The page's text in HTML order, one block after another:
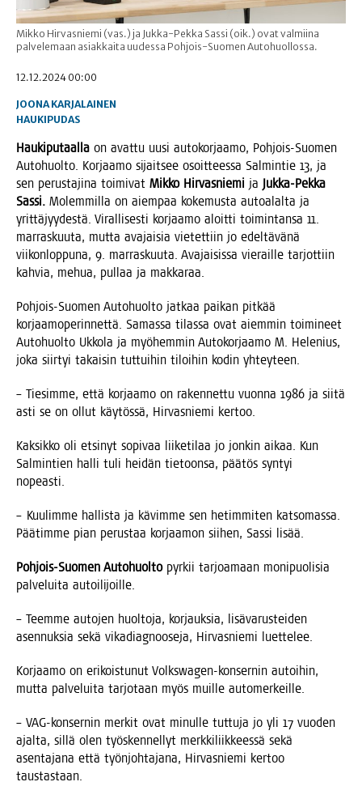
Mikko Hirvasniemi (vas.) ja Jukka-Pekka Sassi (oik.) ovat valmiina
palvelemaan asiakkaita uudessa Pohjois-Suomen Autohuollossa.
12.12.2024 00:00
JOONA KARJALAINEN
HAUKIPUDAS
Hau­ki­pu­taal­la on avat­tu uusi auto­kor­jaa­mo, Poh­jois-Suo­men
Auto­huol­to. Kor­jaa­mo sijait­see osoit­tees­sa Sal­min­tie 13, ja
sen perus­ta­ji­na toi­mi­vat Mik­ko Hir­vas­nie­mi ja Juk­ka-Pek­ka
Sas­si. Molem­mil­la on aiem­paa koke­mus­ta autoa­lal­ta ja
yrit­tä­jyy­des­tä. Viral­li­ses­ti kor­jaa­mo aloit­ti toi­min­tan­sa 11.
mar­ras­kuu­ta, mut­ta ava­jai­sia vie­tet­tiin jo edel­tä­vä­nä
vii­kon­lop­pu­na, 9. mar­ras­kuu­ta. Ava­jai­sis­sa vie­rail­le tar­jot­tiin
kah­via, mehua, pul­laa ja makkaraa.
Poh­jois-Suo­men Auto­huol­to jat­kaa pai­kan pit­kää
kor­jaa­mo­pe­rin­net­tä. Samas­sa tilas­sa ovat aiem­min toi­mi­neet
Auto­huol­to Ukko­la ja myö­hem­min Auto­kor­jaa­mo M. Hele­nius,
joka siir­tyi takai­sin tut­tui­hin tiloi­hin kodin yhteyteen.
– Tie­sim­me, että kor­jaa­mo on raken­net­tu vuon­na 1986 ja sii­tä
asti se on ollut käy­tös­sä, Hir­vas­nie­mi kertoo.
Kak­sik­ko oli etsi­nyt sopi­vaa lii­ke­ti­laa jo jon­kin aikaa. Kun
Sal­min­tien hal­li tuli hei­dän tie­toon­sa, pää­tös syn­tyi
nopeasti.
– Kuu­lim­me hal­lis­ta ja kävim­me sen hetim­mi­ten kat­so­mas­sa.
Pää­tim­me pian perus­taa kor­jaa­mon sii­hen, Sas­si lisää.
Poh­jois-Suo­men Auto­huol­topyr­kii tar­joa­maan moni­puo­li­sia
pal­ve­lui­ta autoilijoille.
– Teem­me auto­jen huol­to­ja, kor­jauk­sia, lisä­va­rus­tei­den
asen­nuk­sia sekä vika­diag­noo­se­ja, Hir­vas­nie­mi luettelee.
Kor­jaa­mo on eri­kois­tu­nut Volkswa­gen-kon­ser­nin autoi­hin,
mut­ta pal­ve­lui­ta tar­jo­taan myös muil­le automerkeille.
– VAG-kon­ser­nin mer­kit ovat minul­le tut­tu­ja jo yli 17 vuo­den
ajal­ta, sil­lä olen työs­ken­nel­lyt merk­ki­liik­kees­sä sekä
asen­ta­ja­na että työn­joh­ta­ja­na, Hir­vas­nie­mi ker­too
taustastaan.